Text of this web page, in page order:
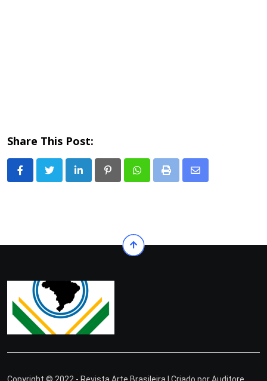
Share This Post:
LinkedIn PinterestWhatsappPrint
Share